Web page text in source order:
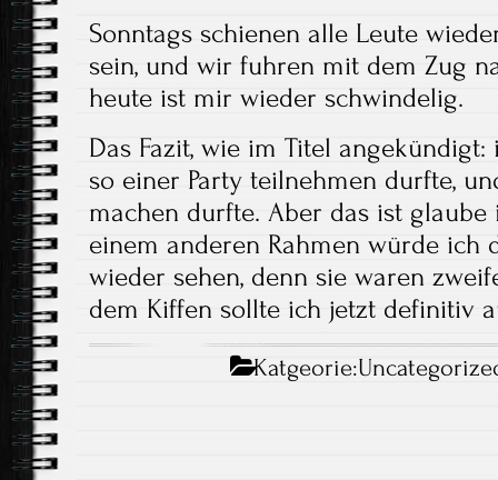
Sonntags schienen alle Leute
sein, und wir fuhren mit dem Zug
heute ist mir wieder schwindelig.
Das Fazit, wie im Titel
so einer Party teilnehmen durfte,
machen durfte. Aber das ist
einem anderen Rahmen würde ich
wieder sehen, denn sie waren
dem Kiffen sollte ich jetzt definitiv
Katgeorie: